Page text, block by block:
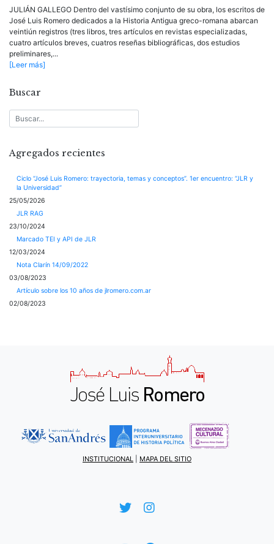
JULIÁN GALLEGO Dentro del vastísimo conjunto de su obra, los escritos de
José Luis Romero dedicados a la Historia Antigua greco-romana abarcan
veintiún registros (tres libros, tres artículos en revistas especializadas,
cuatro artículos breves, cuatros reseñas bibliográficas, dos estudios
preliminares,...
[Leer más]
Buscar
Agregados recientes
Ciclo “José Luis Romero: trayectoria, temas y conceptos”. 1er encuentro: “JLR y
la Universidad”
25/05/2026
JLR RAG
23/10/2024
Marcado TEI y API de JLR
12/03/2024
Nota Clarín 14/09/2022
03/08/2023
Artículo sobre los 10 años de jlromero.com.ar
02/08/2023
INSTITUCIONAL MAPA DEL SITIO